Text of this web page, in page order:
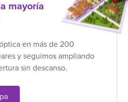
mayoría
en más de 200
y seguimos ampliando
sin descanso.